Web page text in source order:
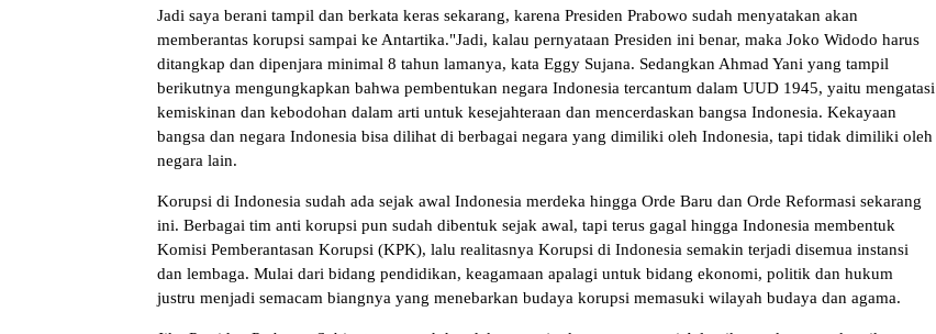
Jadi saya berani tampil dan berkata keras sekarang, karena Presiden Prabowo sudah menyatakan akan
memberantas korupsi sampai ke Antartika."Jadi, kalau pernyataan Presiden ini benar, maka Joko Widodo harus
ditangkap dan dipenjara minimal 8 tahun lamanya, kata Eggy Sujana. Sedangkan Ahmad Yani yang tampil
berikutnya mengungkapkan bahwa pembentukan negara Indonesia tercantum dalam UUD 1945, yaitu mengatasi
kemiskinan dan kebodohan dalam arti untuk kesejahteraan dan mencerdaskan bangsa Indonesia. Kekayaan
bangsa dan negara Indonesia bisa dilihat di berbagai negara yang dimiliki oleh Indonesia, tapi tidak dimiliki oleh
negara lain.
Korupsi di Indonesia sudah ada sejak awal Indonesia merdeka hingga Orde Baru dan Orde Reformasi sekarang
ini. Berbagai tim anti korupsi pun sudah dibentuk sejak awal, tapi terus gagal hingga Indonesia membentuk
Komisi Pemberantasan Korupsi (KPK), lalu realitasnya Korupsi di Indonesia semakin terjadi disemua instansi
dan lembaga. Mulai dari bidang pendidikan, keagamaan apalagi untuk bidang ekonomi, politik dan hukum
justru menjadi semacam biangnya yang menebarkan budaya korupsi memasuki wilayah budaya dan agama.